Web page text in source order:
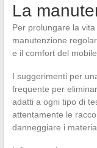
La
Per prolungare la vita
manutenzione
e il comfort del mobile.
I suggerimenti per
frequente per
adatti a ogni tipo di
attentamente le
danneggiare i